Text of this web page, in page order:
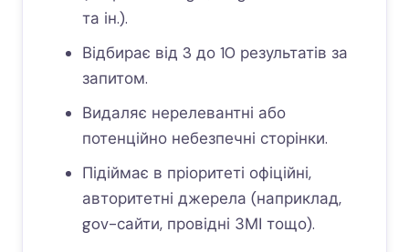
та ін.).
Відбирає від 3 до 10 результатів за
запитом.
Видаляє нерелевантні або
потенційно небезпечні сторінки.
Підіймає в пріоритеті офіційні,
авторитетні джерела (наприклад,
gov-сайти, провідні ЗМІ тощо).